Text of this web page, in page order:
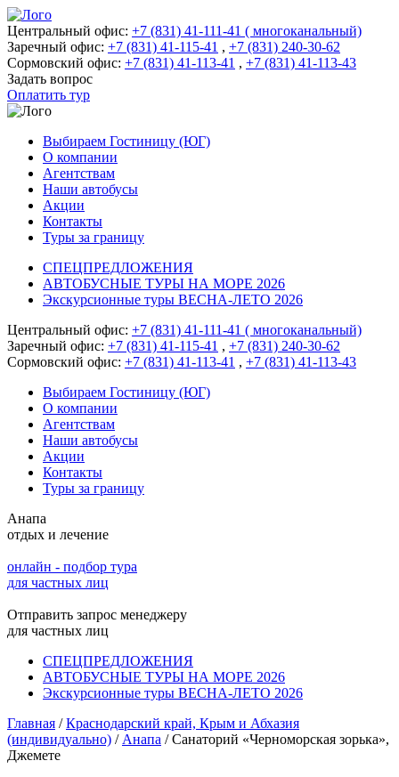
Центральный офис: +7 (831) 41-111-41 ( многоканальный)
Заречный офис: +7 (831) 41-115-41 , +7 (831) 240-30-62
Сормовский офис: +7 (831) 41-113-41 , +7 (831) 41-113-43
Задать вопрос
Оплатить тур
Выбираем Гостиницу (ЮГ)
О компании
Агентствам
Наши автобусы
Акции
Контакты
Туры за границу
СПЕЦПРЕДЛОЖЕНИЯ
АВТОБУСНЫЕ ТУРЫ НА МОРЕ 2026
Экскурсионные туры ВЕСНА-ЛЕТО 2026
Центральный офис: +7 (831) 41-111-41 ( многоканальный)
Заречный офис: +7 (831) 41-115-41 , +7 (831) 240-30-62
Сормовский офис: +7 (831) 41-113-41 , +7 (831) 41-113-43
Выбираем Гостиницу (ЮГ)
О компании
Агентствам
Наши автобусы
Акции
Контакты
Туры за границу
Анапа
отдых и лечение
онлайн - подбор тура
для частных лиц
Отправить запрос менеджеру
для частных лиц
СПЕЦПРЕДЛОЖЕНИЯ
АВТОБУСНЫЕ ТУРЫ НА МОРЕ 2026
Экскурсионные туры ВЕСНА-ЛЕТО 2026
Главная /Краснодарский край, Крым и Абхазия
(индивидуально) / Анапа /Санаторий «Черноморская зорька»,
Джемете